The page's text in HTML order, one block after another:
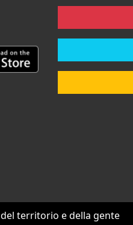
del territorio e della gente